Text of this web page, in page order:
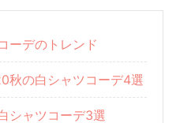
ーデのトレンド
秋の白シャツコーデ4選
シャツコーデ3選